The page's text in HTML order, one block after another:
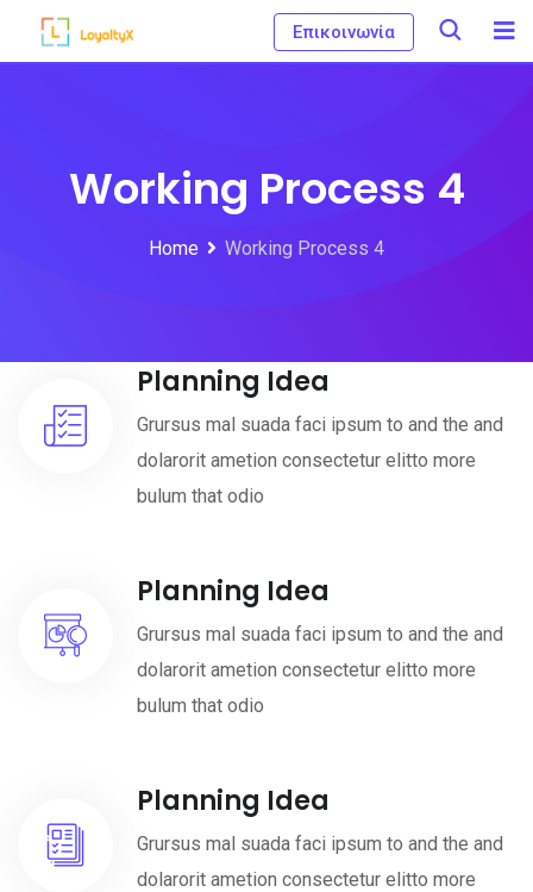
Eπικοινωνία
Working Process 4
Home Working Process 4
Planning Idea
Grursus mal suada faci ipsum to and the and
dolarorit ametion consectetur elitto more
bulum that odio
Planning Idea
Grursus mal suada faci ipsum to and the and
dolarorit ametion consectetur elitto more
bulum that odio
Planning Idea
Grursus mal suada faci ipsum to and the and
dolarorit ametion consectetur elitto more